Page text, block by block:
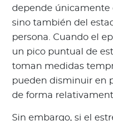
depende únicamente
sino también del
persona. Cuando el
un pico puntual de
toman medidas
pueden disminuir en
de forma
Sin embargo, si el